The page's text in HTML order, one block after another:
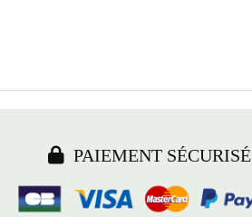
 PAIEMENT SÉCURISÉ